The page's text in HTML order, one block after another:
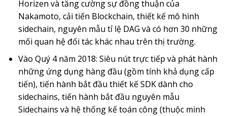
Horizen và tăng cường sự đồng thuận của
Nakamoto, cải tiến Blockchain, thiết kế mô hình
sidechain, nguyên mẫu tỉ lệ DAG và có hơn 30 những
mối quan hệ đối tác khác nhau trên thị trường.
Vào Quý 4 năm 2018: Siêu nút trực tiếp và phát hành
những ứng dụng hàng đầu (gồm tính khả dụng cấp
tiến), tiến hành bắt đầu thiết kế SDK dành cho
sidechains, tiến hành bắt đầu nguyên mẫu
Sidechains và hệ thống kế toán công (thuộc minh